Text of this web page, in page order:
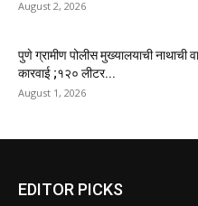
August 2, 2026
पुणे ग्रामीण पोलीस मुख्यालयाची नाथाची
कारवाई ;१२० लीटर...
August 1, 2026
EDITOR PICKS